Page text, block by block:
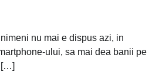
nu mai e dispus azi, in
ului, sa mai dea banii pe
[…]